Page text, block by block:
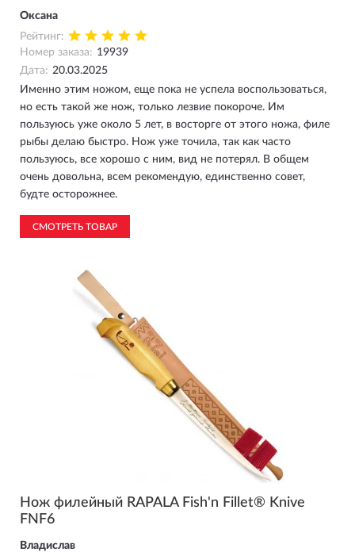
Оксана
Рейтинг:
Номер заказа: 19939
Дата: 20.03.2025
Именно этим ножом, еще пока не успела воспользоваться,
но есть такой же нож, только лезвие покороче. Им
пользуюсь уже около 5 лет, в восторге от этого ножа, филе
рыбы делаю быстро. Нож уже точила, так как часто
пользуюсь, все хорошо с ним, вид не потерял. В общем
очень довольна, всем рекомендую, единственно совет,
будте осторожнее.
СМОТРЕТЬ ТОВАР
Нож филейный RAPALA Fish'n Fillet® Knive
FNF6
Владислав